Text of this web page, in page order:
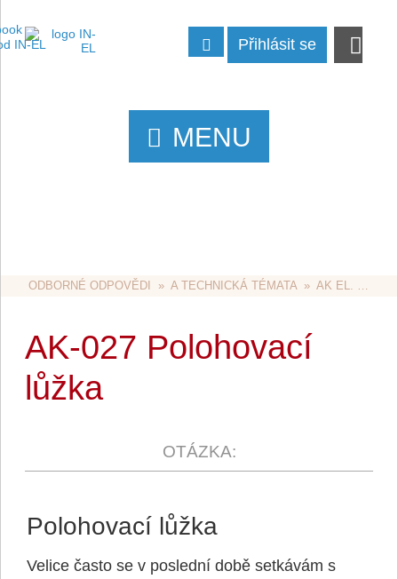
Přihlásit se
MENU
ODBORNÉ ODPOVĚDI
  »
A TECHNICKÁ TÉMATA
  »
AK EL. ZAŘÍZENÍ VE ZDRAVOTNICTVÍ
AK-027 Polohovací
lůžka
Polohovací lůžka
Velice často se v poslední době setkávám s